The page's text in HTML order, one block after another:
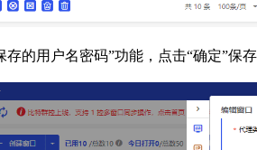
存的用户名密码”功能，点击“确定”保